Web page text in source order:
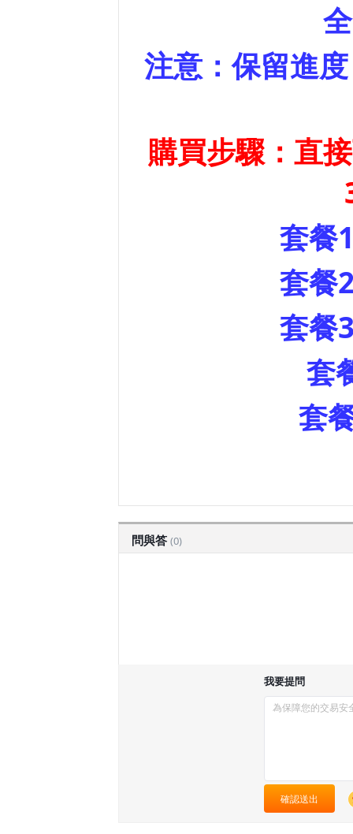
注意：保留進
購買步驟：直
套餐
套餐
套餐
套
套
問與答 (0)
我要提問
確認送出